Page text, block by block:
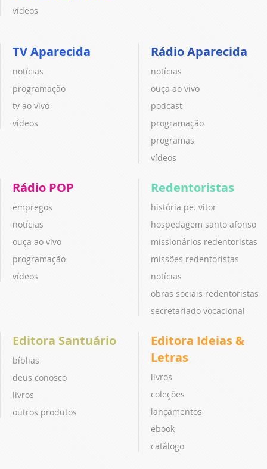
vídeos
TV Aparecida
notícias
programação
tv ao vivo
vídeos
Rádio Aparecida
notícias
ouça ao vivo
podcast
programação
programas
vídeos
Rádio POP
empregos
notícias
ouça ao vivo
programação
vídeos
Redentoristas
história pe. vitor
hospedagem santo afonso
missionários redentoristas
missões redentoristas
notícias
obras sociais redentoristas
secretariado vocacional
Editora Santuário
bíblias
deus conosco
livros
outros produtos
Editora Ideias &
Letras
livros
coleções
lançamentos
ebook
catálogo